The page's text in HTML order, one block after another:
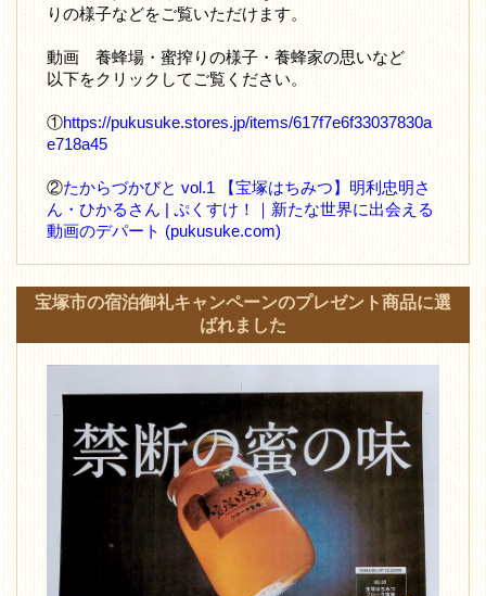
りの様子などをご覧いただけます。
動画 養蜂場・蜜搾りの様子・養蜂家の思いなど
以下をクリックしてご覧ください。
①https://pukusuke.stores.jp/items/617f7e6f33037830a
e718a45
②たからづかびと vol.1 【宝塚はちみつ】明利忠明さ
ん・ひかるさん | ぷくすけ！｜新たな世界に出会える
動画のデパート (pukusuke.com)
宝塚市の宿泊御礼キャンペーンのプレゼント商品に選
ばれました